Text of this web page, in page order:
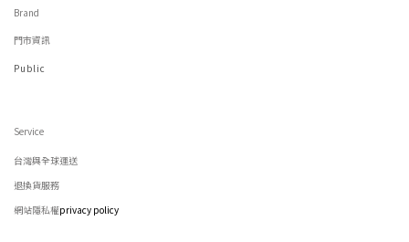
Brand
門市資訊
Public
Service
台灣與全球運送
退換貨服務
網站隱私權privacy policy